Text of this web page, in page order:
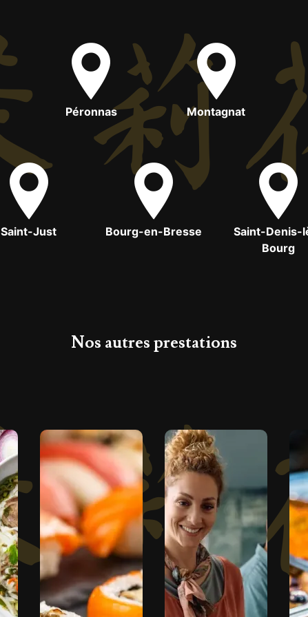
Péronnas Montagnat
Saint-Just Bourg-en-Bresse
Saint-Denis-
Bourg
Nos autres prestations